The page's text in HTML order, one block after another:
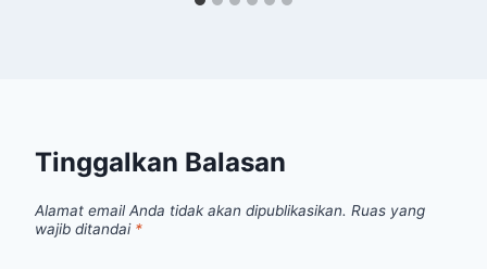
Tinggalkan Balasan
Alamat email Anda tidak akan dipublikasikan. Ruas yang
wajib ditandai *